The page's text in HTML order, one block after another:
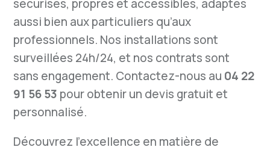
sécurisés, propres et accessibles, adaptés
aussi bien aux particuliers qu’aux
professionnels. Nos installations sont
surveillées 24h/24, et nos contrats sont
sans engagement. Contactez-nous au 04 22
91 56 53 pour obtenir un devis gratuit et
personnalisé.
Découvrez l’excellence en matière de